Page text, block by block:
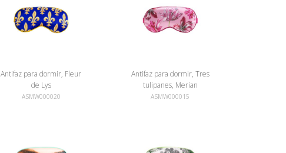
Antifaz para dormir, Fleur
de Lys
ASMW000020
Antifaz para dormir, Tres
tulipanes, Merian
ASMW000015